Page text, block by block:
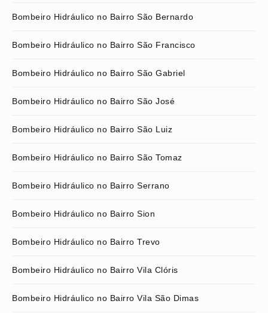
Bombeiro Hidráulico no Bairro São Bernardo
Bombeiro Hidráulico no Bairro São Francisco
Bombeiro Hidráulico no Bairro São Gabriel
Bombeiro Hidráulico no Bairro São José
Bombeiro Hidráulico no Bairro São Luiz
Bombeiro Hidráulico no Bairro São Tomaz
Bombeiro Hidráulico no Bairro Serrano
Bombeiro Hidráulico no Bairro Sion
Bombeiro Hidráulico no Bairro Trevo
Bombeiro Hidráulico no Bairro Vila Clóris
Bombeiro Hidráulico no Bairro Vila São Dimas